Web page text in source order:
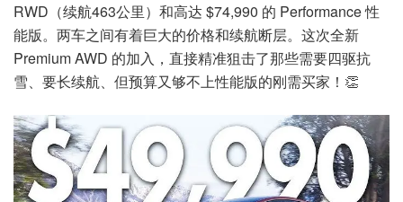
RWD（续航463公里）和高达 $74,990 的 Performance 性
能版。两车之间有着巨大的价格和续航断层。这次全新
Premium AWD 的加入，直接精准狙击了那些需要四驱抗
雪、要长续航、但预算又够不上性能版的刚需买家！👏